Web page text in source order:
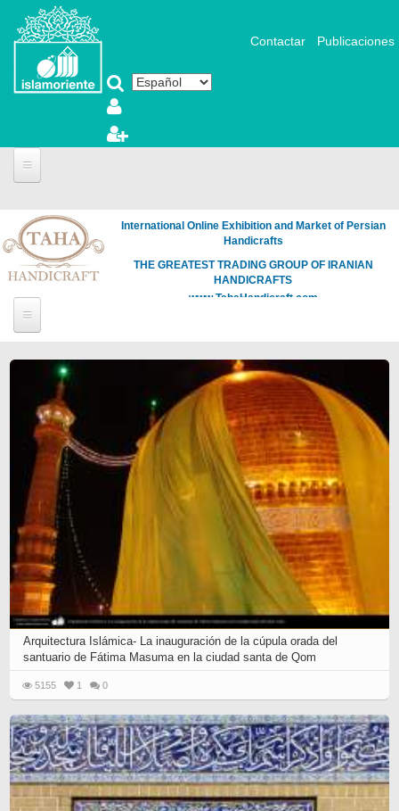
Pasar al contenido principal
Contactar Publicaciones
International Online Exhibition and Market of Persian
Handicrafts
THE GREATEST TRADING GROUP OF IRANIAN
HANDICRAFTS
www.TahaHandicraft.com
Arquitectura Islámica- La inauguración de la cúpula orada del
santuario de Fátima Masuma en la ciudad santa de Qom
5155 1 0
Páginas
Loading
posts...